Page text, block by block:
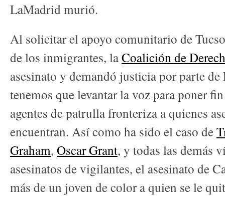
LaMadrid murió.
Al solicitar el apoyo comunitario de
de los inmigrantes, laCoalición de
asesinato y demandó justicia por parte
tenemos que levantar la voz para poner
agentes de patrulla fronteriza a quienes
encuentran. Así como ha sido el caso de
Graham, Oscar Grant, y todas las demás
asesinatos de vigilantes, el asesinato de
más de un joven de color a quien se le